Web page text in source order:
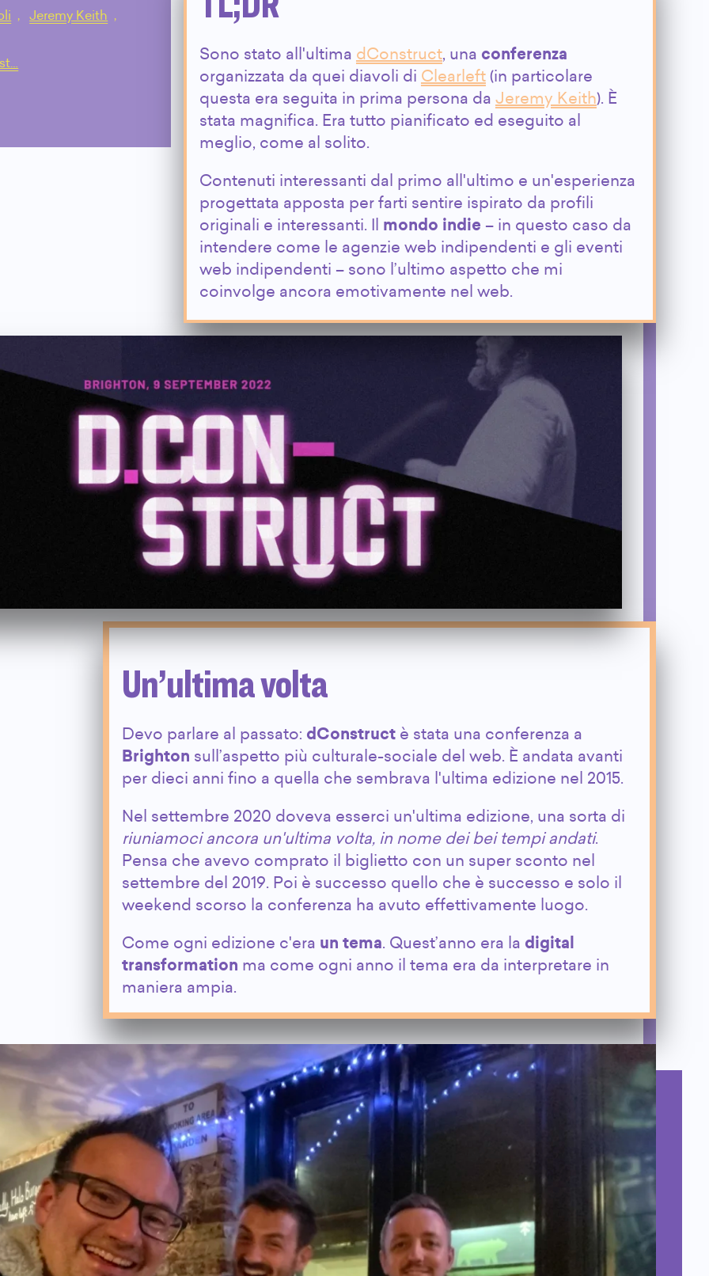
, Jeremy Keith ,
Sono stato all'ultima dConstruct, una conferenza
organizzata da quei diavoli di Clearleft(in particolare
questa era seguita in prima persona da Jeremy Keith). È
stata magnifica. Era tutto pianificato ed eseguito al
meglio, come al solito.
Contenuti interessanti dal primo all'ultimo e un'esperienza
progettata apposta per farti sentire ispirato da profili
originali e interessanti. Il mondo indie – in questo caso da
intendere come le agenzie web indipendenti e gli eventi
web indipendenti – sono l’ultimo aspetto che mi
coinvolge ancora emotivamente nel web.
Un’ultima volta
Devo parlare al passato: dConstructè stata una conferenza a
Brighton sull’aspetto più culturale-sociale del web. È andata avanti
per dieci anni fino a quella che sembrava l'ultima edizione nel 2015.
Nel settembre 2020 doveva esserci un'ultima edizione, una sorta di
riuniamoci ancora un'ultima volta, in nome dei bei tempi andati.
Pensa che avevo comprato il biglietto con un super sconto nel
settembre del 2019. Poi è successo quello che è successo e solo il
weekend scorso la conferenza ha avuto effettivamente luogo.
Come ogni edizione c'era un tema. Quest’anno era la digital
transformation ma come ogni anno il tema era da interpretare in
maniera ampia.